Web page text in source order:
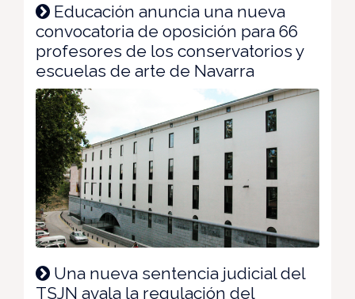
Educación anuncia una nueva
convocatoria de oposición para 66
profesores de los conservatorios y
escuelas de arte de Navarra
Una nueva sentencia judicial del
TSJN avala la regulación del